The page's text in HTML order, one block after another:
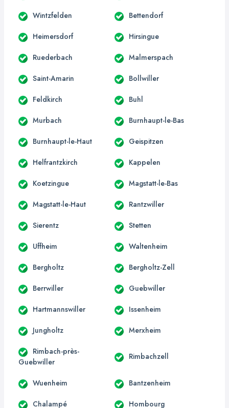
Wintzfelden Bettendorf
Heimersdorf Hirsingue
Ruederbach Malmerspach
Saint-Amarin Bollwiller
Feldkirch Buhl
Murbach Burnhaupt-le-Bas
Burnhaupt-le-Haut Geispitzen
Helfrantzkirch Kappelen
Koetzingue Magstatt-le-Bas
Magstatt-le-Haut Rantzwiller
Sierentz Stetten
Uffheim Waltenheim
Bergholtz Bergholtz-Zell
Berrwiller Guebwiller
Hartmannswiller Issenheim
Jungholtz Merxheim
Rimbach-près-
Guebwiller
Rimbachzell
Wuenheim Bantzenheim
Chalampé Hombourg